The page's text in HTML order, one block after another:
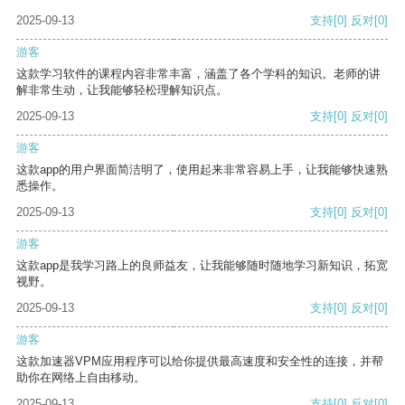
2025-09-13 支持[0] 反对[0]
游客
这款学习软件的课程内容非常丰富，涵盖了各个学科的知识。老师的讲
解非常生动，让我能够轻松理解知识点。
2025-09-13
支持[0] 反对[0]
游客
这款app的用户界面简洁明了，使用起来非常容易上手，让我能够快速熟
悉操作。
2025-09-13
支持[0] 反对[0]
游客
这款app是我学习路上的良师益友，让我能够随时随地学习新知识，拓宽
视野。
2025-09-13
支持[0] 反对[0]
游客
这款加速器VPM应用程序可以给你提供最高速度和安全性的连接，并帮
助你在网络上自由移动。